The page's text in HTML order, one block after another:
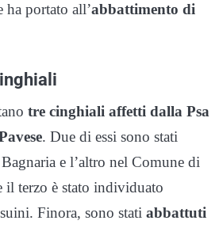
ha portato all’abbattimento di
tre cinghiali affetti dalla Psa
. Due di essi sono stati
e l’altro nel Comune di
il terzo è stato individuato
Finora, sono stati abbattuti